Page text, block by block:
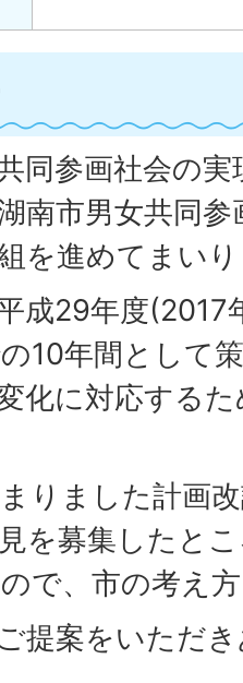
同参画社会の
南市男女共同
を進めてまい
成29年度(2017
10年間として
化に対応する
りました計画
を募集したと
で、市の考え
提案をいただ